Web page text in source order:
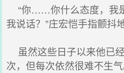
“你……你什么态度，我
我说话？”庄宏恺手指颤抖
虽然这些日子以来他已
次，但每次依然很难不生气